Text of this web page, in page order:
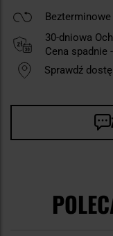
30-dniowa
Cena spadnie
Sprawdź